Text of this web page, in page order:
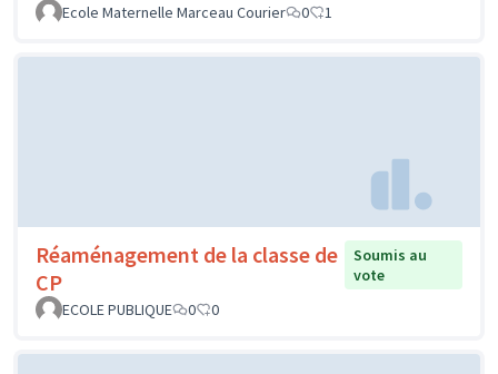
Ecole Maternelle Marceau Courier
0 1
Réaménagement de la classe de
CP
Soumis au
vote
ECOLE PUBLIQUE
0 0